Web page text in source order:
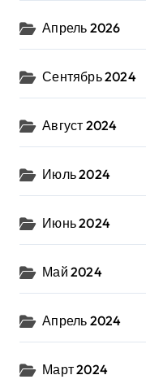
Апрель 2026
Сентябрь 2024
Август 2024
Июль 2024
Июнь 2024
Май 2024
Апрель 2024
Март 2024